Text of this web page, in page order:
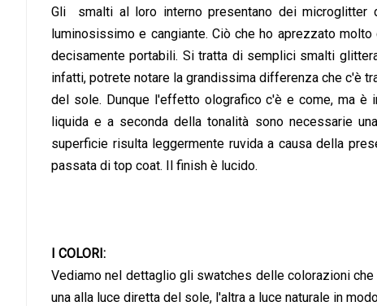
Gli smalti al loro interno presentano dei
luminosissimo e cangiante. Ciò che ho aprezzato
decisamente portabili. Si tratta di semplici smalti
infatti, potrete notare la grandissima differenza che c'è
del sole. Dunque l'effetto olografico c'è e come, ma è
liquida e a seconda della tonalità sono necessarie
superficie risulta leggermente ruvida a causa della
passata di top coat. Il finish è lucido.
I COLORI:
Vediamo nel dettaglio gli swatches delle colorazioni
una alla luce diretta del sole, l'altra a luce naturale in